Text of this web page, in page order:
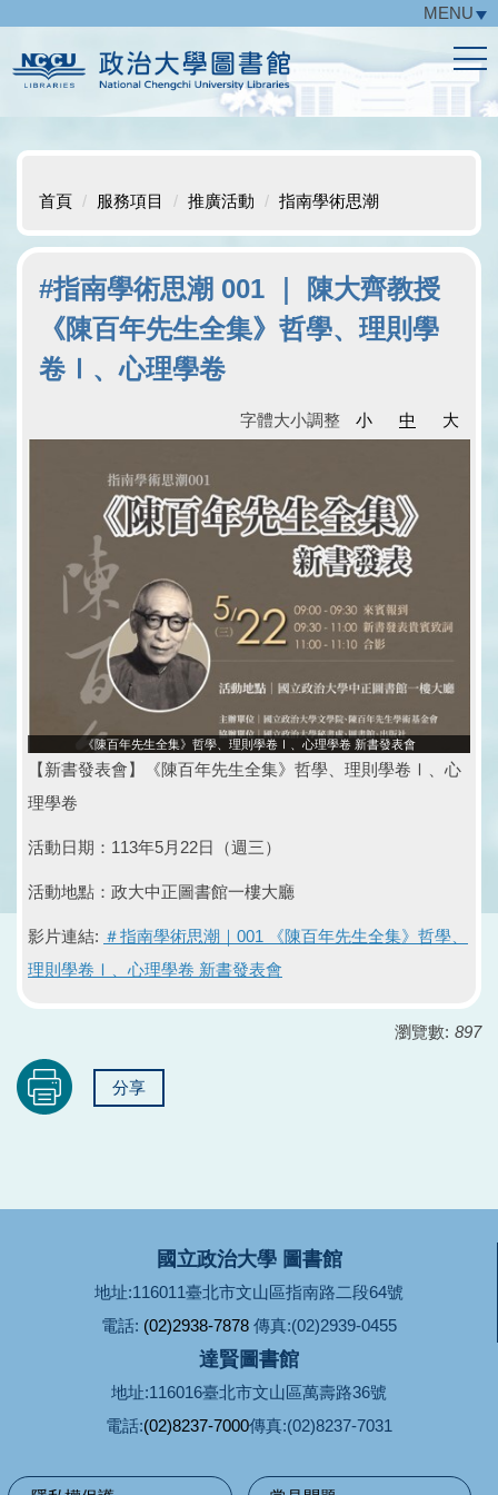
主
要
區
MENU
首頁 服務項目 推廣活動 指南學術思潮
#指南學術思潮 001 ｜ 陳大齊教授
《陳百年先生全集》哲學、理則學
卷Ⅰ、心理學卷
字體大小調整 小 中 大
《陳百年先生全集》哲學、理則學卷Ⅰ、心理學卷 新書發表會
【新書發表會】《陳百年先生全集》哲學、理則學卷Ⅰ、心
理學卷
活動日期：113年5月22日（週三）
活動地點：政大中正圖書館一樓大廳
影片連結: ＃指南學術思潮｜001 《陳百年先生全集》哲學、
理則學卷Ⅰ、心理學卷 新書發表會
瀏覽數: 897
分享
國立政治大學 圖書館
地址:116011臺北市文山區指南路二段64號
電話: (02)2938-7878 傳真:(02)2939-0455
達賢圖書館
地址:116016臺北市文山區萬壽路36號
電話:(02)8237-7000傳真:(02)8237-7031